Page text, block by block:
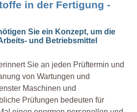
in der Fertigung -
Sie ein Konzept, um die
und Betriebsmittel
Sie an jeden Prüftermin und
von Wartungen und
Maschinen und
Prüfungen bedeuten für